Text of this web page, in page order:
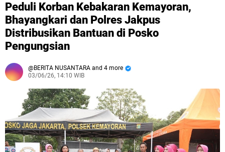
Peduli Korban Kebakaran Kemayoran,
Bhayangkari dan Polres Jakpus
Distribusikan Bantuan di Posko
Pengungsian‎
BERITA NUSANTARA and 4 more
03/06/26, 14:10 WIB